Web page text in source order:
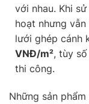
với nhau. Khi
hoạt nhưng vẫn
lưới ghép cánh
VNĐ/m², tùy
thi công.
Những sản